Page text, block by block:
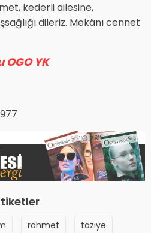
kederli ailesine,
dileriz. Mekânı cennet
OGO YK
rahmet taziye